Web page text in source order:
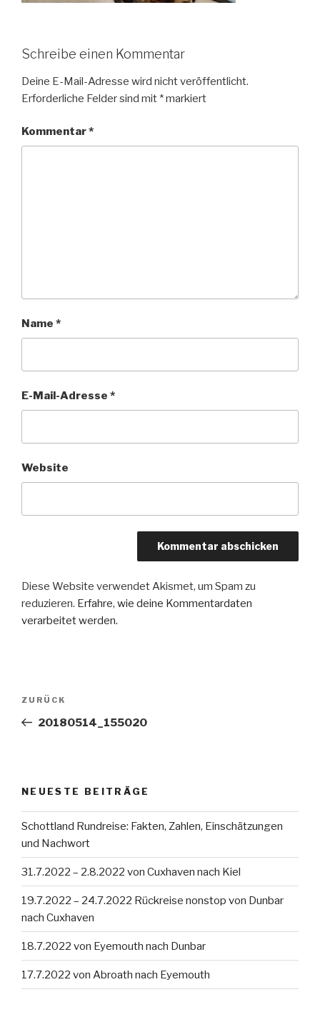
Schreibe einen Kommentar
Deine E-Mail-Adresse wird nicht veröffentlicht.
Erforderliche Felder sind mit *markiert
Kommentar*
Name *
E-Mail-Adresse *
Website
Diese Website verwendet Akismet, um Spam zu
reduzieren. Erfahre, wie deine Kommentardaten
verarbeitet werden.
Beitragsnavigation
Vorheriger
Beitrag
ZURÜCK
20180514_155020
NEUESTE BEITRÄGE
Schottland Rundreise: Fakten, Zahlen, Einschätzungen
und Nachwort
31.7.2022 – 2.8.2022 von Cuxhaven nach Kiel
19.7.2022 – 24.7.2022 Rückreise nonstop von Dunbar
nach Cuxhaven
18.7.2022 von Eyemouth nach Dunbar
17.7.2022 von Abroath nach Eyemouth